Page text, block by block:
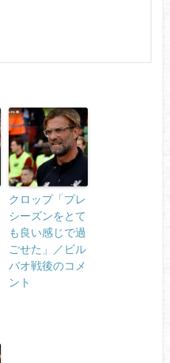
クロップ「プレ
シーズンをとて
も良い感じで過
ごせた」／ビル
バオ戦後のコメ
ント